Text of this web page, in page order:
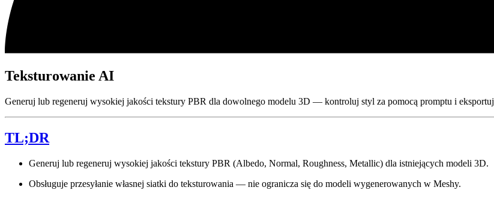
Teksturowanie AI
Generuj lub regeneruj wysokiej jakości tekstury PBR dla dowolnego modelu 3D — kontroluj styl za pomocą promptu i
TL;DR
Generuj lub regeneruj wysokiej jakości tekstury PBR (Albedo, Normal, Roughness, Metallic) dla istniejących modeli 3D.
Obsługuje przesyłanie własnej siatki do teksturowania — nie ogranicza się do modeli wygenerowanych w Meshy.